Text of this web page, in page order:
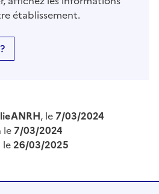
établissement.
, le 7/03/2024
le 7/03/2024
le26/03/2025